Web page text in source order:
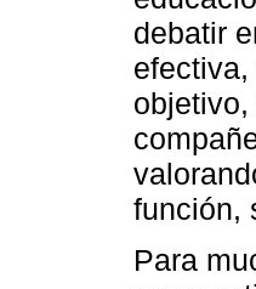
debatir
función,
Para